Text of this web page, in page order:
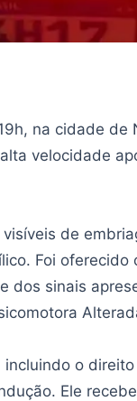
na cidade de
velocidade
de
Foi
dos sinais
o
Ele